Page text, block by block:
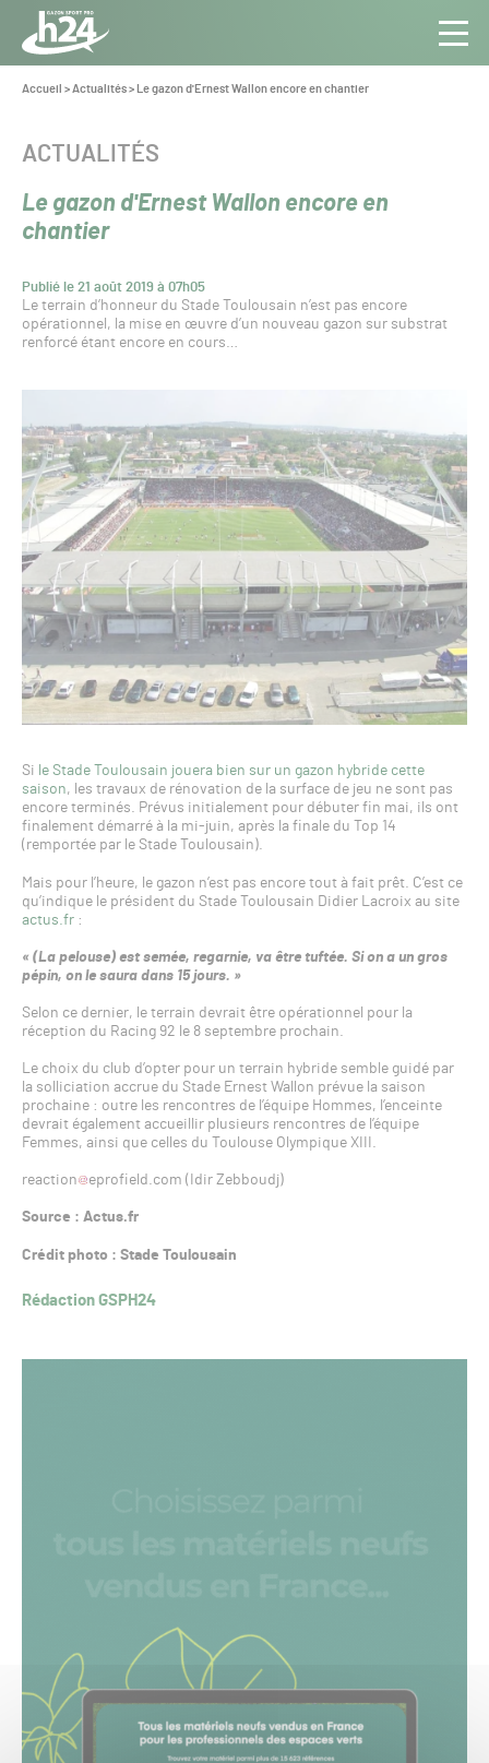
Panneau de gestion des cookies
Aller au contenu
Toute
l’info
Pro
Vous
Accueil >Actualités> Le gazon d'Ernest Wallon encore en chantier
Le gazon d'Ernest Wallon encore en
chantier
Publié le 21 août 2019 à 07h05
CATÉGORIE :
ACTUALITÉS
Le terrain d’honneur du Stade Toulousain n’est pas encore
opérationnel, la mise en œuvre d’un nouveau gazon sur substrat
renforcé étant encore en cours…
Si le Stade Toulousain jouera bien sur un gazon hybride cette
saison, les travaux de rénovation de la surface de jeu ne sont pas
encore terminés. Prévus initialement pour débuter fin mai, ils ont
finalement démarré à la mi-juin, après la finale du Top 14
(remportée par le Stade Toulousain).
Mais pour l’heure, le gazon n’est pas encore tout à fait prêt. C’est ce
qu’indique le président du Stade Toulousain Didier Lacroix au site
actus.fr:
« (La pelouse) est semée, regarnie, va être tuftée. Si on a un gros
pépin, on le saura dans 15 jours. »
Selon ce dernier, le terrain devrait être opérationnel pour la
réception du Racing 92 le 8 septembre prochain.
Le choix du club d’opter pour un terrain hybride semble guidé par
la solliciation accrue du Stade Ernest Wallon prévue la saison
prochaine : outre les rencontres de l’équipe Hommes, l’enceinte
devrait également accueillir plusieurs rencontres de l’équipe
Femmes, ainsi que celles du Toulouse Olympique XIII.
reaction eprofield.com (Idir Zebboudj)
Source : Actus.fr
Crédit photo : Stade Toulousain
Rédaction GSPH24